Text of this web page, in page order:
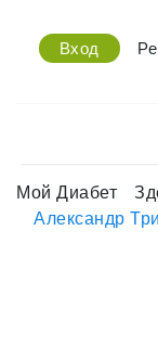
Вход
Мой Диабет
Александр